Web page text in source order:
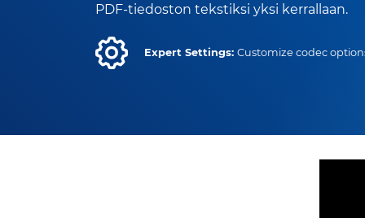
PDF-tiedoston tekstiksi yksi kerrallaan.
Expert Settings: Customize codec